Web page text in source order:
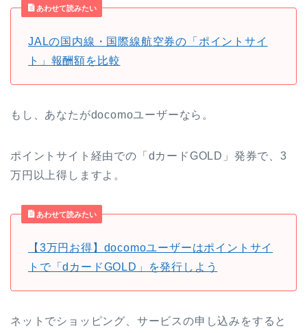
あわせて読みたい
JALの国内線・国際線航空券の「ポイントサイ
ト」報酬額を比較
もし、あなたがdocomoユーザーなら。
ポイントサイト経由での「dカードGOLD」発券で、3
万円以上得しますよ。
あわせて読みたい
【3万円お得】docomoユーザーはポイントサイ
トで「dカードGOLD」を発行しよう
ネットでショッピング、サービスの申し込みをすると